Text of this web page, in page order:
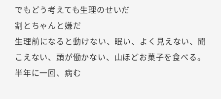
でもどう考えても生理のせいだ
割とちゃんと嫌だ
生理前になると動けない、眠い、よく見えない、聞
こえない、頭が働かない、山ほどお菓子を食べる。
半年に一回、病む